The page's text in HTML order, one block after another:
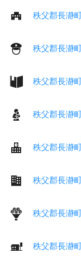
秩父郡長瀞
秩父郡長瀞
秩父郡長瀞
秩父郡長瀞
秩父郡長瀞
秩父郡長瀞
秩父郡長瀞
秩父郡長瀞